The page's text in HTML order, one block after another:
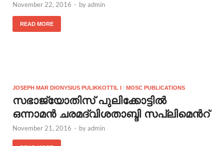
November 22, 2016 - byadmin
READ MORE
JOSEPH MAR DIONYSIUS PULIKKOTTIL I / MOSC PUBLICATIONS
സഭാജ്യോതിസ് പുലിക്കോട്ടില്‍
ഒന്നാമന്‍ ചരമദ്വിശതാബ്ദി സപ്ലിമെന്‍റ്
November 21, 2016 - byadmin